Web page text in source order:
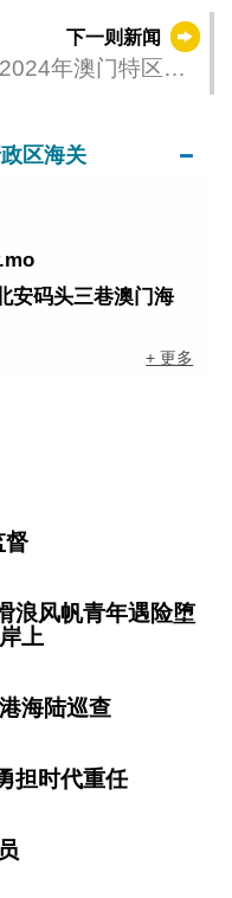
下一则新闻
年澳门特区年
区海关
安码头三巷澳门海
+ 更多
督
浪风帆青年遇险堕
上
海陆巡查
担时代重任